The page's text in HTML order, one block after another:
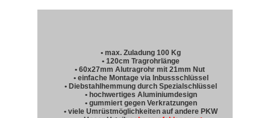
• max. Zuladung 100 Kg
• 120cm Tragrohrlänge
• 60x27mm Alutragrohr mit 21mm Nut
• einfache Montage via Inbussschlüssel
• Diebstahlhemmung durch Spezialschlüssel
• hochwertiges Aluminiumdesign
• gummiert gegen Verkratzungen
• viele Umrüstmöglichkeiten auf andere PKW